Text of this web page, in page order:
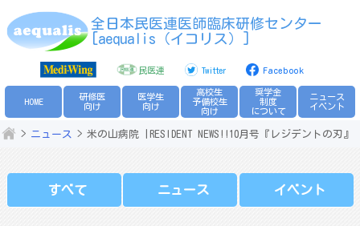
to
全日本民医連医師臨床研修センター
[aequalis（イコリス）]
民医連 Twitter Facebook
HOME
研修医
向け
医学生
向け
高校生
予備校生
向け
奨学金
制度
について
ニュース
イベント
ニュース 米の山病院 |RESIDENT NEWS!!10月号『レジデントの刃』
すべて ニュース イベント